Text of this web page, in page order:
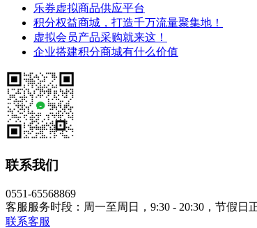
乐券虚拟商品供应平台
积分权益商城，打造千万流量聚集地！
虚拟会员产品采购就来这！
企业搭建积分商城有什么价值
联系我们
0551-65568869
客服服务时段：周一至周日，9:30 - 20:30，节假日
联系客服